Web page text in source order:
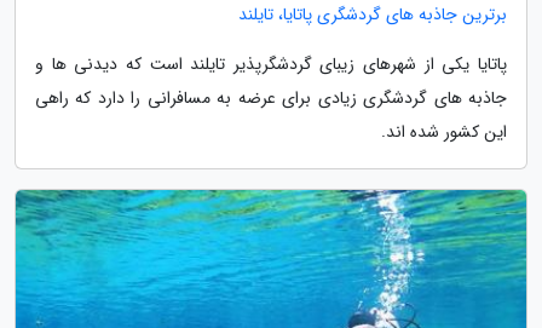
برترین جاذبه های گردشگری پاتایا، تایلند
پاتایا یکی از شهرهای زیبای گردشگرپذیر تایلند است که دیدنی ها و
جاذبه های گردشگری زیادی برای عرضه به مسافرانی را دارد که راهی
این کشور شده اند.